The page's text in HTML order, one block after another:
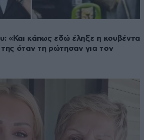
«Και κάπως εδώ έληξε η κουβέντα
όταν τη ρώτησαν για τον